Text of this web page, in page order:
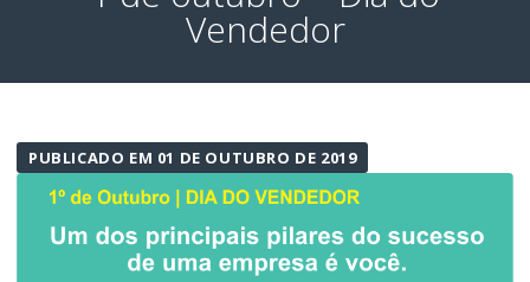
Vendedor
PUBLICADO EM 01 DE OUTUBRO DE 2019